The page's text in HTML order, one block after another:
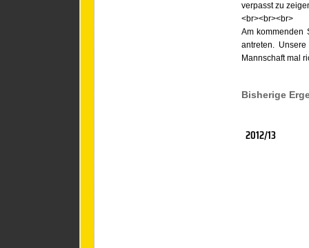
verpasst zu
<br><br><br>
Am kommenden
antreten.
Mannschaft mal
Bisherige
2012/13